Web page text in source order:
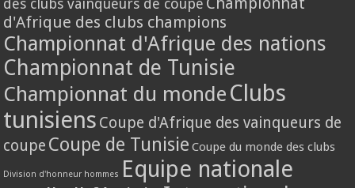
des clubs vainqueurs de coupe
d'Afrique des clubs champions
Championnat d'Afrique des nations
Championnat de Tunisie
Championnat du monde Clubs
tunisiens Coupe d'Afrique des vainqueurs de
coupe Coupe de Tunisie Coupe du monde des clubs
Division d'honneur hommes Equipe nationale